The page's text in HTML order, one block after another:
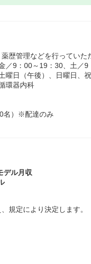
歴管理などを行っていた
／9：00～19：30、土／
曜日（午後）、日曜日、
環器内科
名）※配達のみ
デル月収
規定により決定します。